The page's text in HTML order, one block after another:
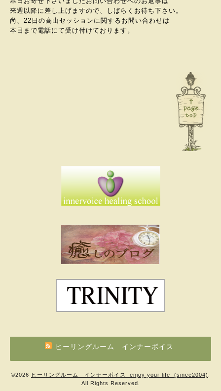
来週以降に差し上げますので、しばらくお待ち下さい。
尚、22日の高山セッションに関するお問い合わせは
本日まで電話にて受け付けております。
ヒーリングルーム インナーボイス
©2026 ヒーリングルーム インナーボイス enjoy your life (since2004)
All Rights Reserved.